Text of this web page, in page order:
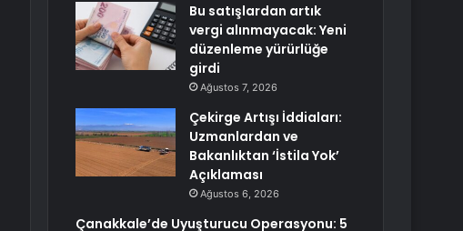
Bu satışlardan artık
vergi alınmayacak: Yeni
düzenleme yürürlüğe
girdi
Ağustos 7, 2026
Çekirge Artışı İddiaları:
Uzmanlardan ve
Bakanlıktan ‘İstila Yok’
Açıklaması
Ağustos 6, 2026
Çanakkale’de Uyuşturucu Operasyonu: 5